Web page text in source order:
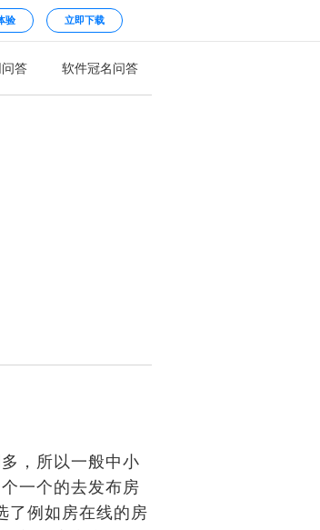
验 立即下载
答 软件冠名问答
，所以一般中小
一个的去发布房
了例如房在线的房